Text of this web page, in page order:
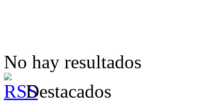
No hay resultados
Destacados